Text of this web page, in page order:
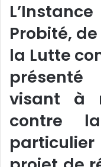
Probité,
la Lutte
présenté
visant à
contre